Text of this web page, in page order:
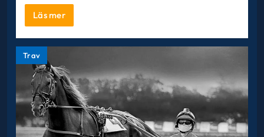
Läs mer
Trav